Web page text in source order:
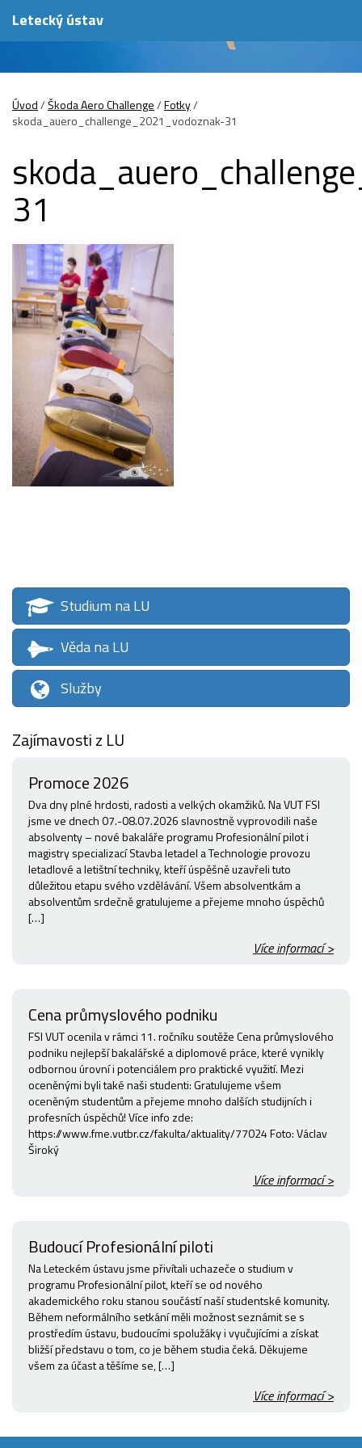
Letecký ústav
Úvod/Škoda Aero Challenge/Fotky/
skoda_auero_challenge_2021_vodoznak-31
31
Studium na LU
Věda na LU
Služby
Zajímavosti z LU
Promoce 2026
Dva dny plné hrdosti, radosti a velkých okamžiků. Na VUT FSI
jsme ve dnech 07.-08.07.2026 slavnostně vyprovodili naše
absolventy – nové bakaláře programu Profesionální pilot i
magistry specializací Stavba letadel a Technologie provozu
letadlové a letištní techniky, kteří úspěšně uzavřeli tuto
důležitou etapu svého vzdělávání. Všem absolventkám a
absolventům srdečně gratulujeme a přejeme mnoho úspěchů
[…]
Více informací >
Cena průmyslového podniku
FSI VUT ocenila v rámci 11. ročníku soutěže Cena průmyslového
podniku nejlepší bakalářské a diplomové práce, které vynikly
odbornou úrovní i potenciálem pro praktické využití. Mezi
oceněnými byli také naši studenti: Gratulujeme všem
oceněným studentům a přejeme mnoho dalších studijních i
profesních úspěchů! Více info zde:
https://www.fme.vutbr.cz/fakulta/aktuality/77024 Foto: Václav
Široký
Více informací >
Budoucí Profesionální piloti
Na Leteckém ústavu jsme přivítali uchazeče o studium v
programu Profesionální pilot, kteří se od nového
akademického roku stanou součástí naší studentské komunity.
Během neformálního setkání měli možnost seznámit se s
prostředím ústavu, budoucími spolužáky i vyučujícími a získat
bližší představu o tom, co je během studia čeká. Děkujeme
všem za účast a těšíme se, […]
Více informací >